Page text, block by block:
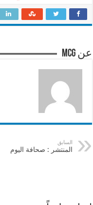
عن mcg
السابق
المنتشر : صحافة اليوم